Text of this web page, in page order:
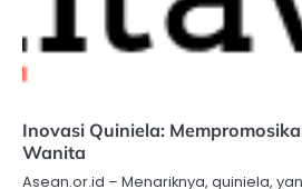
Inovasi Quiniela:
Wanita
Asean.or.id – Menariknya, quiniela,